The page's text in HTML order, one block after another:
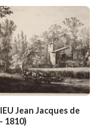
Jean Jacques de
1810)